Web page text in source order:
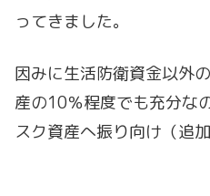
ってきました。
因みに生活防衛資金以外
産の10％程度でも充分な
スク資産へ振り向け（追